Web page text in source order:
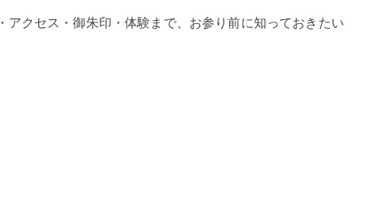
クセス・御朱印・体験まで、お参り前に知っておきたい